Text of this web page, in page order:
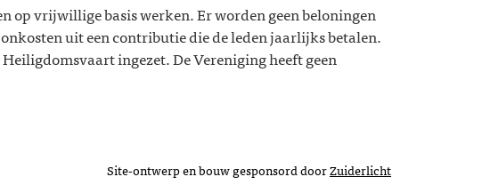
op vrijwillige basis werken. Er worden geen beloningen
uit een contributie die de leden jaarlijks betalen.
ingezet. De Vereniging heeft geen
Site-ontwerp en bouw gesponsord doorZuiderlicht